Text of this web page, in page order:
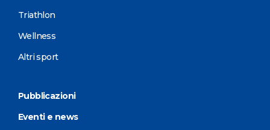
Triathlon
Wellness
Altri sport
Pubblicazioni
Eventi e news